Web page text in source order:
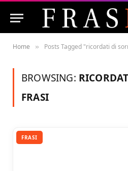
Home » Posts Tagged "ricordati di
BROWSING:
FRASI
FRASI